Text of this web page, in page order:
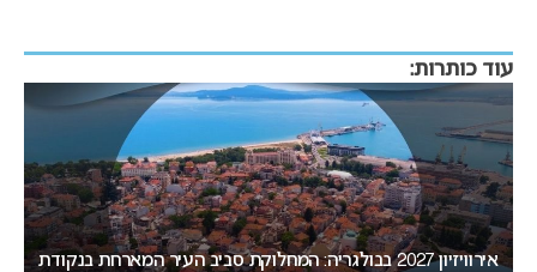
עוד כותרות:
אירוויזיון 2027 בבולגריה: המחלוקת סביב העיר המארחת בנקודת